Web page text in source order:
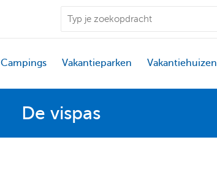
Campings Vakantieparken Vakantiehuizen
De vispas